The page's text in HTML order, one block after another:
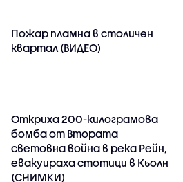
Пожар пламна в столичен
квартал (ВИДЕО)
Откриха 200-килограмова
бомба от Втората
световна война в река Рейн,
евакуираха стотици в Кьолн
(СНИМКИ)